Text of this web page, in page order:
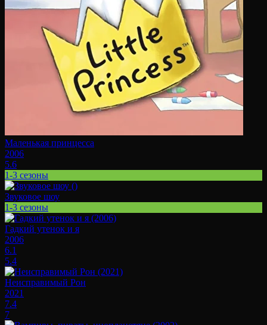
Маленькая принцесса
2006
5.6
1-3 сезоны
Звуковое шоу
1-3 сезоны
Гадкий утенок и я
2006
6.1
5.4
Неисправимый Рон
2021
7.4
7